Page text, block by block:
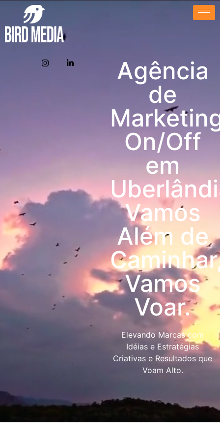
Agência
de
On/Off
em
Vamos
Além de
Vamos
Voar.
Elevando Marcas com
Idéias e Estratégias
Criativas e Resultados que
Voam Alto.